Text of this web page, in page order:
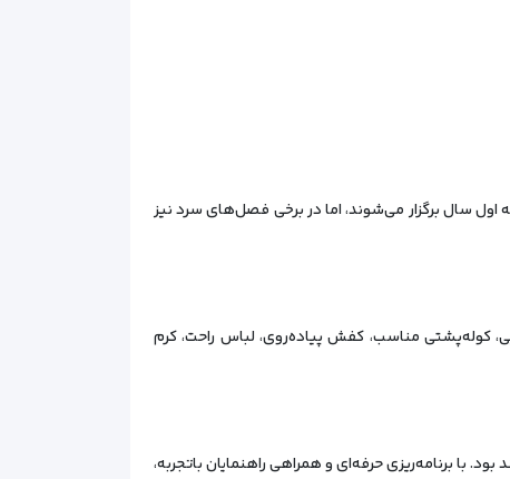
سال برگزار می‌شوند، اما در برخی فصل‌های سرد نیز
کوله‌پشتی مناسب، کفش پیاده‌روی، لباس راحت، کرم
با برنامه‌ریزی حرفه‌ای و همراهی راهنمایان باتجربه،